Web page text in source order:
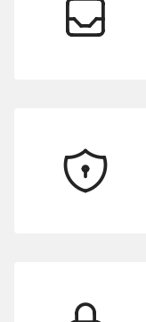
Hamısı
DMARC